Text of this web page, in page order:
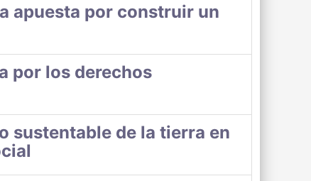
apuesta por construir un
por los derechos
sustentable de la tierra en